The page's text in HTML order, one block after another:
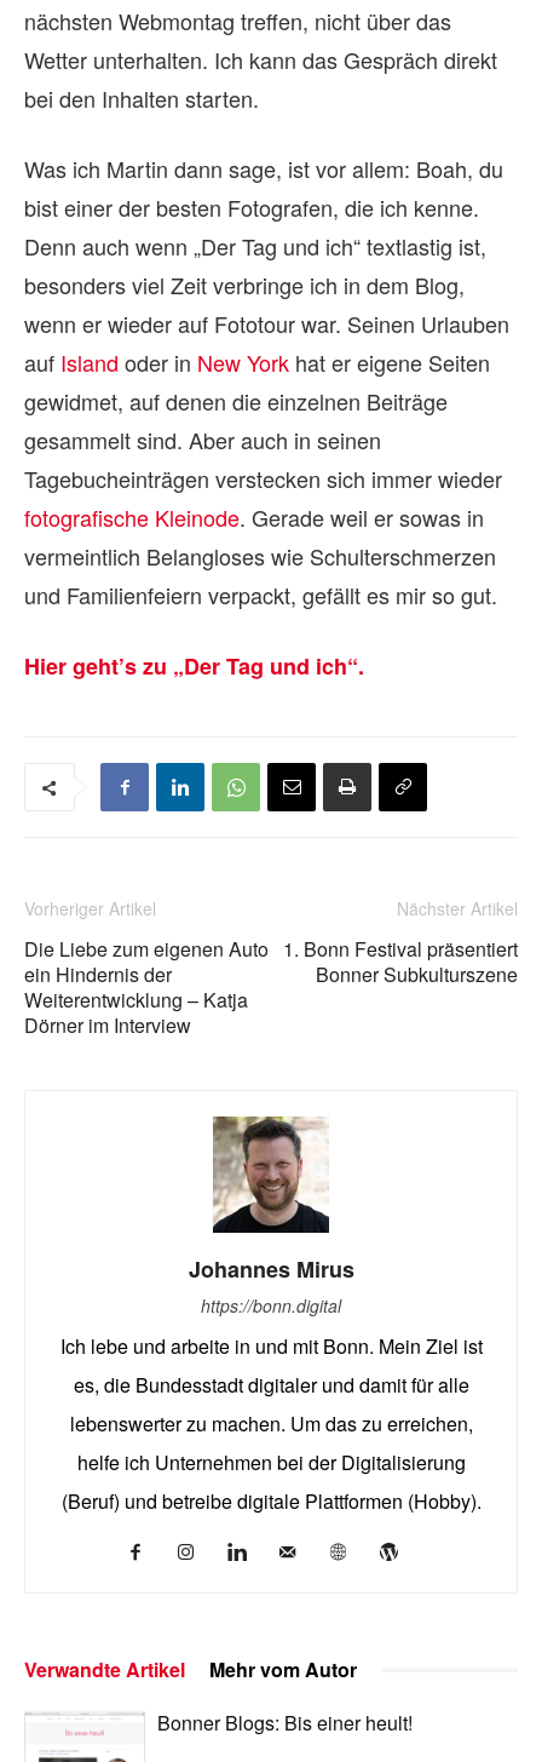
nächsten Webmontag treffen, nicht über das
Wetter unterhalten. Ich kann das Gespräch direkt
bei den Inhalten starten.
Was ich Martin dann sage, ist vor allem: Boah, du
bist einer der besten Fotografen, die ich kenne.
Denn auch wenn „Der Tag und ich“ textlastig ist,
besonders viel Zeit verbringe ich in dem Blog,
wenn er wieder auf Fototour war. Seinen Urlauben
auf Island oder in New York hat er eigene Seiten
gewidmet, auf denen die einzelnen Beiträge
gesammelt sind. Aber auch in seinen
Tagebucheinträgen verstecken sich immer wieder
fotografische Kleinode. Gerade weil er sowas in
vermeintlich Belangloses wie Schulterschmerzen
und Familienfeiern verpackt, gefällt es mir so gut.
Hier geht’s zu „Der Tag und ich“.
Vorheriger Artikel
Die Liebe zum eigenen Auto
ein Hindernis der
Weiterentwicklung – Katja
Dörner im Interview
Nächster Artikel
1. Bonn Festival präsentiert
Bonner Subkulturszene
Johannes Mirus
https://bonn.digital
Ich lebe und arbeite in und mit Bonn. Mein Ziel ist
es, die Bundesstadt digitaler und damit für alle
lebenswerter zu machen. Um das zu erreichen,
helfe ich Unternehmen bei der Digitalisierung
(Beruf) und betreibe digitale Plattformen (Hobby).
Verwandte Artikel
Mehr vom Autor
Bonner Blogs: Bis einer heult!